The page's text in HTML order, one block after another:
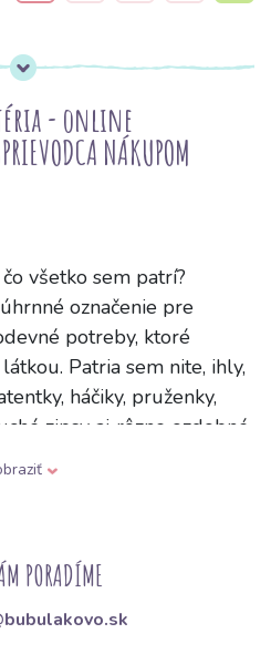
- online
NÁKUPOM
všetko sem patrí?
označenie pre
potreby, ktoré
Patria sem nite, ihly,
háčiky, pruženky,
zipsy aj rôzne ozdobné
ktoré drží odev
ihlu do šijacieho stroja
a tvarom hrotu podľa
PORADÍME